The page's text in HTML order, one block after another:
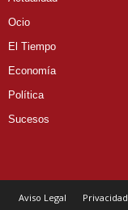
Ocio
El Tiempo
Economía
Política
Sucesos
Aviso Legal Privacidad